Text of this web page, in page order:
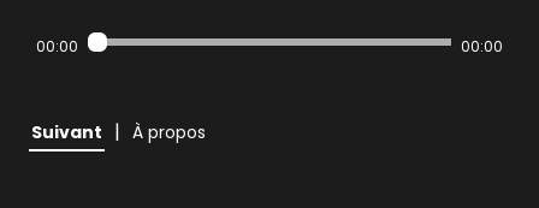
00:00 00:00
Suivant | À propos